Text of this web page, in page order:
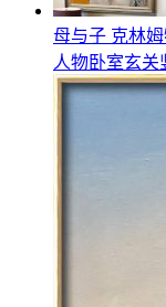
母与子 克林
人物卧室玄关